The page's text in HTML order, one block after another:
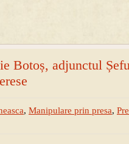
Botoș, adjunctul
, Manipulare prin presa,